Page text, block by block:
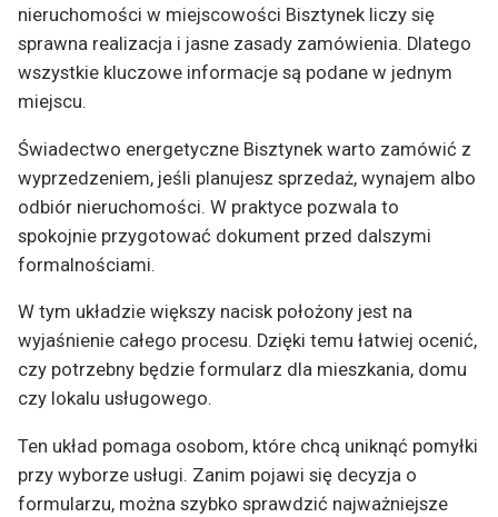
nieruchomości w miejscowości Bisztynek liczy się
sprawna realizacja i jasne zasady zamówienia. Dlatego
wszystkie kluczowe informacje są podane w jednym
miejscu.
Świadectwo energetyczne Bisztynek warto zamówić z
wyprzedzeniem, jeśli planujesz sprzedaż, wynajem albo
odbiór nieruchomości. W praktyce pozwala to
spokojnie przygotować dokument przed dalszymi
formalnościami.
W tym układzie większy nacisk położony jest na
wyjaśnienie całego procesu. Dzięki temu łatwiej ocenić,
czy potrzebny będzie formularz dla mieszkania, domu
czy lokalu usługowego.
Ten układ pomaga osobom, które chcą uniknąć pomyłki
przy wyborze usługi. Zanim pojawi się decyzja o
formularzu, można szybko sprawdzić najważniejsze